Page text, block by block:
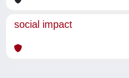
social impact